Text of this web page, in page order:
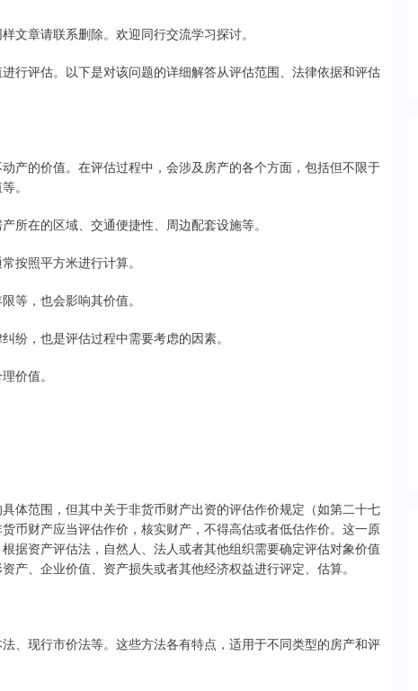
文章请联系删除。欢迎同行交流学习探讨。
行评估。以下是对该问题的详细解答从评估范围、法律依据和评估
产的价值。在评估过程中，会涉及房产的各个方面，包括但不限于
。
所在的区域、交通便捷性、周边配套设施等。
按照平方米进行计算。
等，也会影响其价值。
纷，也是评估过程中需要考虑的因素。
价值。
体范围，但其中关于非货币财产出资的评估作价规定（如第二十七
币财产应当评估作价，核实财产，不得高估或者低估作价。这一原
据资产评估法，自然人、法人或者其他组织需要确定评估对象价值
产、企业价值、资产损失或者其他经济权益进行评定、估算。
、现行市价法等。这些方法各有特点，适用于不同类型的房产和评